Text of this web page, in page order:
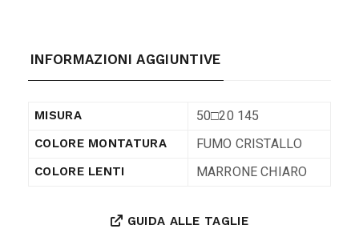
INFORMAZIONI AGGIUNTIVE
MISURA 50□20 145
COLORE MONTATURA FUMO CRISTALLO
COLORE LENTI MARRONE CHIARO
GUIDA ALLE TAGLIE